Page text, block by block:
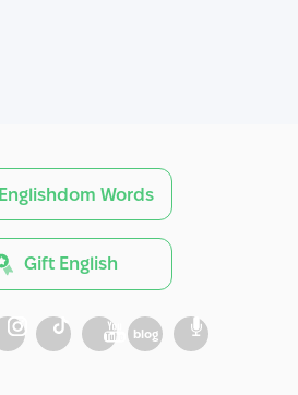
Englishdom Words
Gift English
blog